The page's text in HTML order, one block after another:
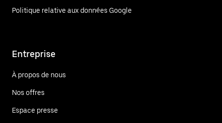
Politique relative aux données Google
Entreprise
À propos de nous
Nos offres
Espace presse